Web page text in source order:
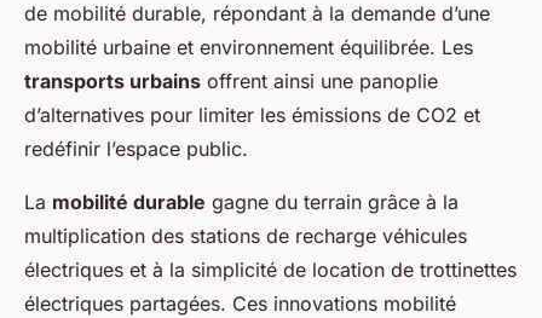
de mobilité durable, répondant à la demande d’une
mobilité urbaine et environnement équilibrée. Les
transports urbains offrent ainsi une panoplie
d’alternatives pour limiter les émissions de CO2 et
redéfinir l’espace public.
La mobilité durable gagne du terrain grâce à la
multiplication des stations de recharge véhicules
électriques et à la simplicité de location de trottinettes
électriques partagées. Ces innovations mobilité